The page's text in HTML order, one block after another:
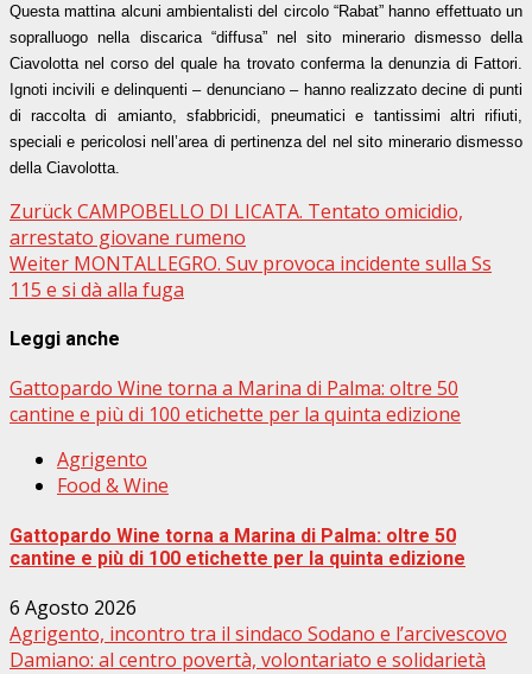
Questa mattina alcuni ambientalisti del circolo “Rabat” hanno effettuato un
sopralluogo nella discarica “diffusa” nel sito minerario dismesso della
Ciavolotta nel corso del quale ha trovato conferma la denunzia di Fattori.
Ignoti incivili e delinquenti – denunciano – hanno realizzato decine di punti
di raccolta di amianto, sfabbricidi, pneumatici e tantissimi altri rifiuti,
speciali e pericolosi nell’area di pertinenza del nel sito minerario dismesso
della Ciavolotta.
Beitragsnavigation
ZurückCAMPOBELLO DI LICATA. Tentato omicidio,
arrestato giovane rumeno
Weiter MONTALLEGRO. Suv provoca incidente sulla Ss
115 e si dà alla fuga
Leggi anche
Gattopardo Wine torna a Marina di Palma: oltre 50
cantine e più di 100 etichette per la quinta edizione
Agrigento
Food & Wine
Gattopardo Wine torna a Marina di Palma: oltre 50
cantine e più di 100 etichette per la quinta edizione
6 Agosto 2026
Agrigento, incontro tra il sindaco Sodano e l’arcivescovo
Damiano: al centro povertà, volontariato e solidarietà